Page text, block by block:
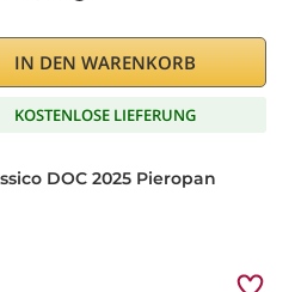
IN DEN WARENKORB
KOSTENLOSE LIEFERUNG
DOC 2025 Pieropan